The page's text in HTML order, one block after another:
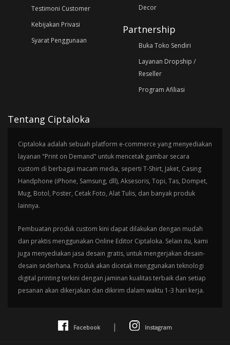
Testimoni Customer
Kebijakan Privasi
Syarat Penggunaan
Decor
Partnership
Buka Toko Sendiri
Layanan Dropship /
Reseller
Program Afiliasi
Tentang Ciptaloka
Ciptaloka adalah sebuah platform e-commerce yang menyediakan
layanan "Print on Demand" untuk mencetak gambar secara
custom di berbagai macam media, seperti T-Shirt, Jaket, Casing
Handphone (iPhone, Samsung, dll), Aksesoris, Topi, Tas, Dompet,
Mug, Botol, Poster, Cetak Foto, Alat Tulis, dan banyak produk
lainnya.
Pembuatan produk custom kini dapat dilakukan dengan mudah
dan praktis menggunakan Online Editor Ciptaloka. Selain itu, kami
juga menyediakan jasa desain gratis, untuk mengerjakan desain-
desain sederhana. Produk akan dicetak menggunakan teknologi
digital printing terkini dengan jaminan kualitas terbaik dan setiap
pesanan akan dikerjakan dan dikirim dalam waktu 1-3 hari kerja.
Facebook | Instagram